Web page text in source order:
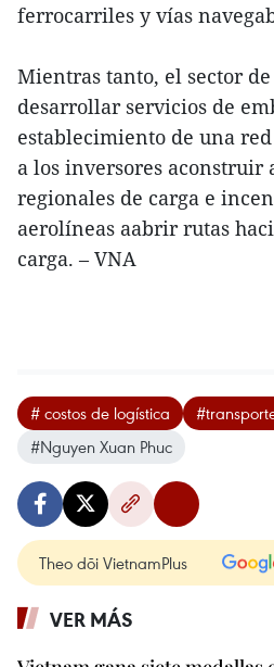
ferrocarriles y vías
Mientras tanto, el sector
desarrollar servicios de
establecimiento de una
a los inversores aconstruir
regionales de carga e
aerolíneas aabrir rutas
carga. – VNA
# costos de logística
#Nguyen Xuan Phuc
Theo dõi VietnamPlus
VER MÁS